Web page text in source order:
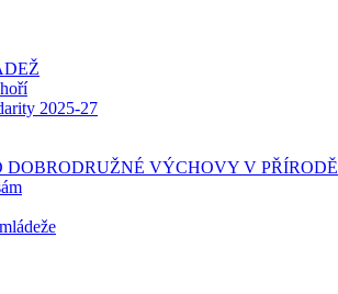
2025-27
VÝCHOVY V PŘÍRODĚ